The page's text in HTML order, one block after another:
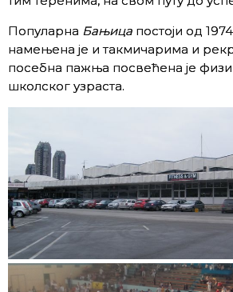
Популарна Бањица постоји од
намењена је и такмичарима и
посебна пажња посвећена је
школског узраста.